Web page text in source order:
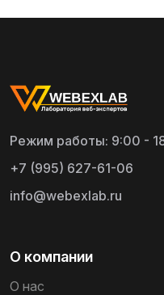
Режим работы: 9:00 -
+7 (995) 627-61-06
info@webexlab.ru
О компании
О нас